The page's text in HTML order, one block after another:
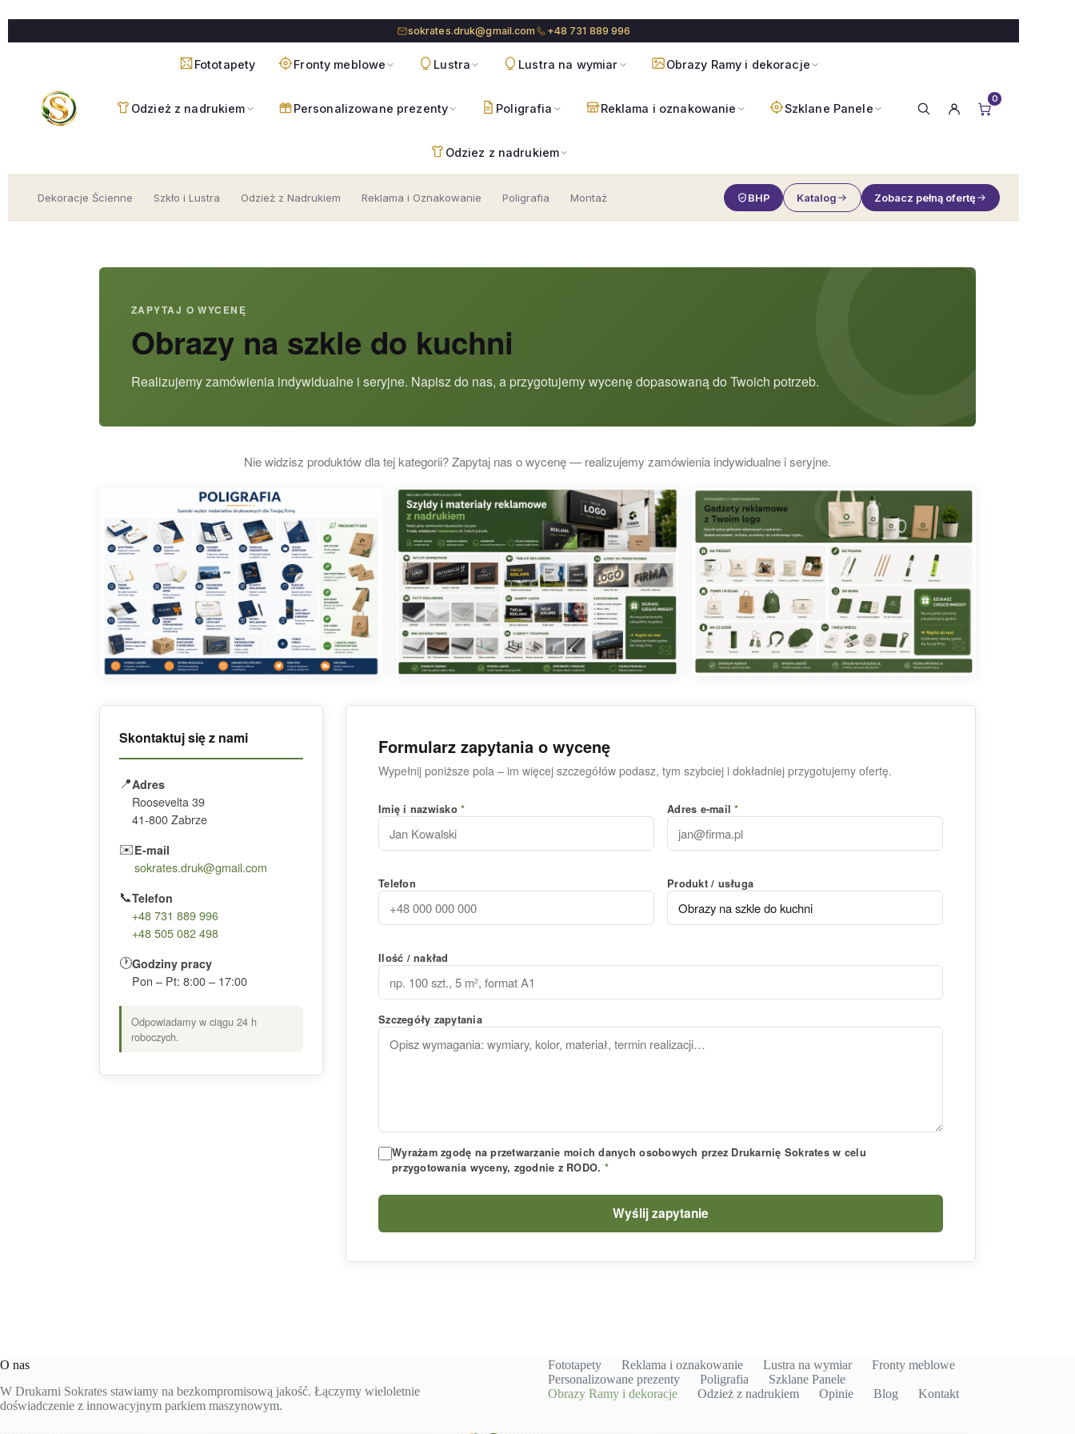
do
sokrates.druk@gmail.com +48 731 889 996
Fototapety Fronty meblowe Lustra Lustra na wymiar Obrazy Ramy i dekoracje
Odzież z nadrukiem Personalizowane prezenty Poligrafia Reklama i oznakowanie Szklane Panele
Odziez z nadrukiem
0
Dekoracje Ścienne Szkło i Lustra Odzież z Nadrukiem Reklama i Oznakowanie Poligrafia Montaż BHP Katalog Zobacz pełną ofertę
ZAPYTAJ O WYCENĘ
Obrazy na szkle do kuchni
Realizujemy zamówienia indywidualne i seryjne. Napisz do nas, a przygotujemy wycenę dopasowaną do Twoich potrzeb.
Nie widzisz produktów dla tej kategorii? Zapytaj nas o wycenę — realizujemy zamówienia indywidualne i seryjne.
Skontaktuj się z nami
📍Adres
Roosevelta 39
41-800 Zabrze
✉️E-mail
sokrates.druk@gmail.com
📞Telefon
+48 731 889 996
+48 505 082 498
🕐Godziny pracy
Pon – Pt: 8:00 – 17:00
Odpowiadamy w ciągu 24 h
roboczych.
Formularz zapytania o wycenę
Wypełnij poniższe pola – im więcej szczegółów podasz, tym szybciej i dokładniej przygotujemy ofertę.
Imię i nazwisko* Adres e-mail*
Telefon Produkt / usługa
Ilość / nakład
Szczegóły zapytania
Wyrażam zgodę na przetwarzanie moich danych osobowych przez Drukarnię Sokrates w celu
przygotowania wyceny, zgodnie z RODO. *
Wyślij zapytanie
O nas
W Drukarni Sokrates stawiamy na bezkompromisową jakość. Łączymy wieloletnie
doświadczenie z innowacyjnym parkiem maszynowym.
Fototapety Reklama i oznakowanie Lustra na wymiar
Fronty meblowe
Personalizowane prezenty
Poligrafia
Szklane Panele
Obrazy Ramy i dekoracje
Odzież z nadrukiem Opinie Blog Kontakt